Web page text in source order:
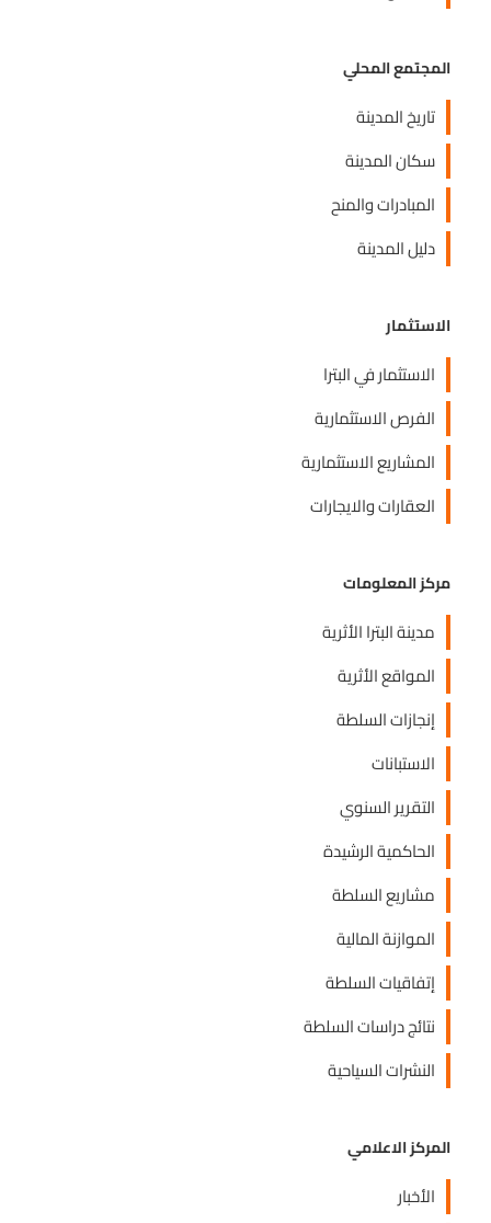
المجتمع المحلي
تاريخ المدينة
سكان المدينة
المبادرات والمنح
دليل المدينة
الاستثمار
الاستثمار في البترا
الفرص الاستثمارية
المشاريع الاستثمارية
العقارات والايجارات
مركز المعلومات
مدينة البترا الأثرية
المواقع الأثرية
إنجازات السلطة
الاستبانات
التقرير السنوي
الحاكمية الرشيدة
مشاريع السلطة
الموازنة المالية
إتفاقيات السلطة
نتائج دراسات السلطة
النشرات السياحية
المركز الاعلامي
الأخبار